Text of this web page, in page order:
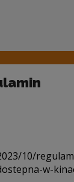
Poland
file
10/
w-